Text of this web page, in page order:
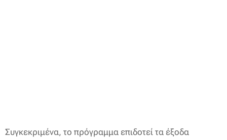
Συγκεκριμένα, το πρόγραμμα επιδοτεί τα έξοδα